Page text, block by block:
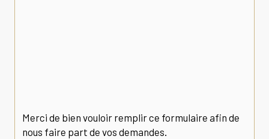
Merci de bien vouloir remplir ce formulaire afin de
nous faire part de vos demandes.